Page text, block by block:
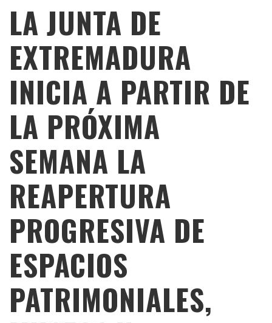
LA JUNTA DE
EXTREMADURA
INICIA A PARTIR DE
LA PRÓXIMA
SEMANA LA
REAPERTURA
PROGRESIVA DE
ESPACIOS
PATRIMONIALES,